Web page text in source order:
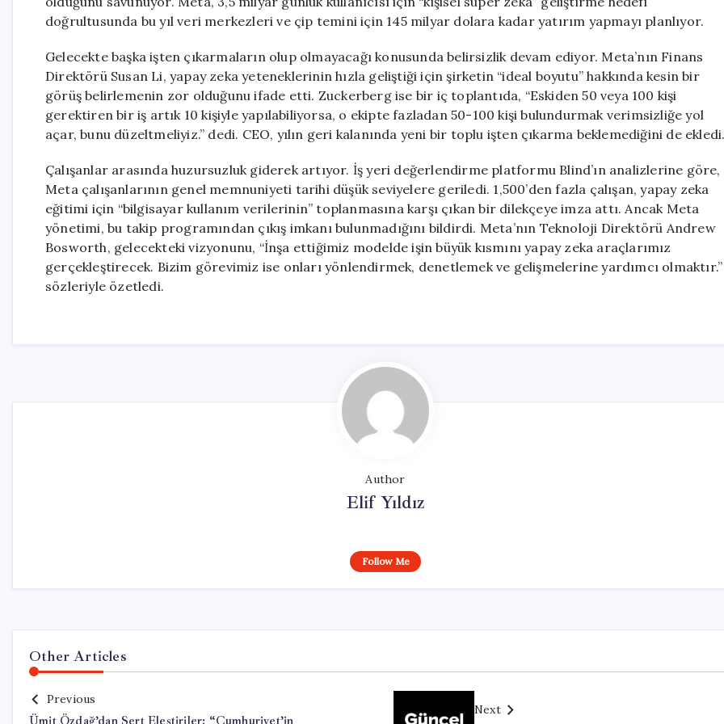
doğrultusunda bu yıl veri merkezleri ve çip temini için 145 milyar dolara kadar yatırım yapmayı planlıyor.
Gelecekte başka işten çıkarmaların olup olmayacağı konusunda belirsizlik devam ediyor. Meta’nın Finans
Direktörü Susan Li, yapay zeka yeteneklerinin hızla geliştiği için şirketin “ideal boyutu” hakkında kesin bir
görüş belirlemenin zor olduğunu ifade etti. Zuckerberg ise bir iç toplantıda, “Eskiden 50 veya 100 kişi
gerektiren bir iş artık 10 kişiyle yapılabiliyorsa, o ekipte fazladan 50-100 kişi bulundurmak verimsizliğe yol
açar, bunu düzeltmeliyiz.” dedi. CEO, yılın geri kalanında yeni bir toplu işten çıkarma beklemediğini de
Çalışanlar arasında huzursuzluk giderek artıyor. İş yeri değerlendirme platformu Blind’ın analizlerine göre,
Meta çalışanlarının genel memnuniyeti tarihi düşük seviyelere geriledi. 1,500’den fazla çalışan, yapay zeka
eğitimi için “bilgisayar kullanım verilerinin” toplanmasına karşı çıkan bir dilekçeye imza attı. Ancak Meta
yönetimi, bu takip programından çıkış imkanı bulunmadığını bildirdi. Meta’nın Teknoloji Direktörü Andrew
Bosworth, gelecekteki vizyonunu, “İnşa ettiğimiz modelde işin büyük kısmını yapay zeka araçlarımız
gerçekleştirecek. Bizim görevimiz ise onları yönlendirmek, denetlemek ve gelişmelerine yardımcı olmaktır.”
sözleriyle özetledi.
Author
Elif Yıldız
Follow Me
Other Articles
Previous
Next